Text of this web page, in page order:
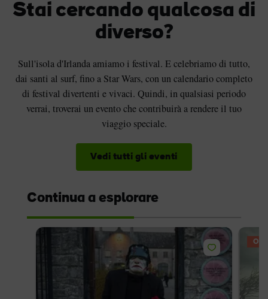
Stai cercando qualcosa di
diverso?
Sull'isola d'Irlanda amiamo i festival. E celebriamo di tutto,
dai santi al surf, fino a Star Wars, con un calendario completo
di festival divertenti e vivaci. Quindi, in qualsiasi periodo
verrai, troverai un evento che contribuirà a rendere il tuo
viaggio speciale.
Vedi tutti gli eventi
Continua a esplorare